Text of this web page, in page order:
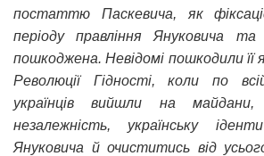
постаттю Паскевича, як
періоду правління Януковича
пошкоджена. Невідомі пошкодили її
Революції Гідності, коли по
українців вийшли на
незалежність, українську
Януковича й очиститись від